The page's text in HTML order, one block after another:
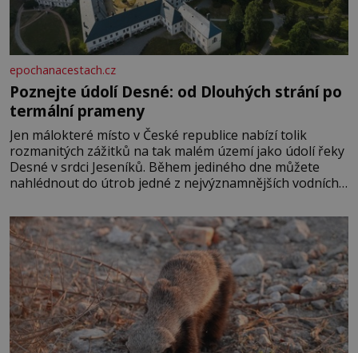
epochanacestach.cz
Poznejte údolí Desné: od Dlouhých strání po
termální prameny
Jen málokteré místo v České republice nabízí tolik
rozmanitých zážitků na tak malém území jako údolí řeky
Desné v srdci Jeseníků. Během jediného dne můžete
nahlédnout do útrob jedné z nejvýznamnějších vodních
se na koloběžce a den zakončit poznáváním památek ve
Velkých Losinách nebo v termálním